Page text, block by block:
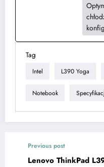
Tag
Intel L390 Yoga
Notebook
Previous post
Lenovo ThinkPad